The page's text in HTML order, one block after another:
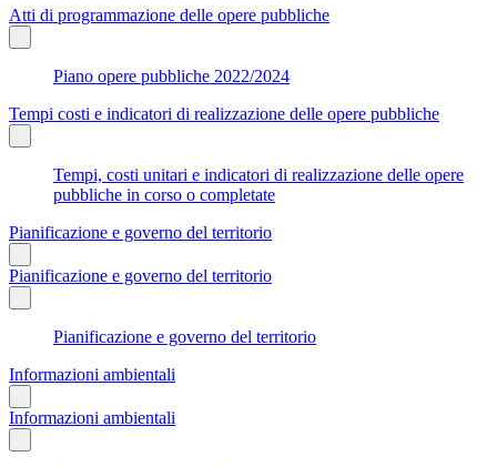
Atti di programmazione delle opere pubbliche
Piano opere pubbliche 2022/2024
Tempi costi e indicatori di realizzazione delle opere pubbliche
Tempi, costi unitari e indicatori di realizzazione delle opere
pubbliche in corso o completate
Pianificazione e governo del territorio
Pianificazione e governo del territorio
Pianificazione e governo del territorio
Informazioni ambientali
Informazioni ambientali